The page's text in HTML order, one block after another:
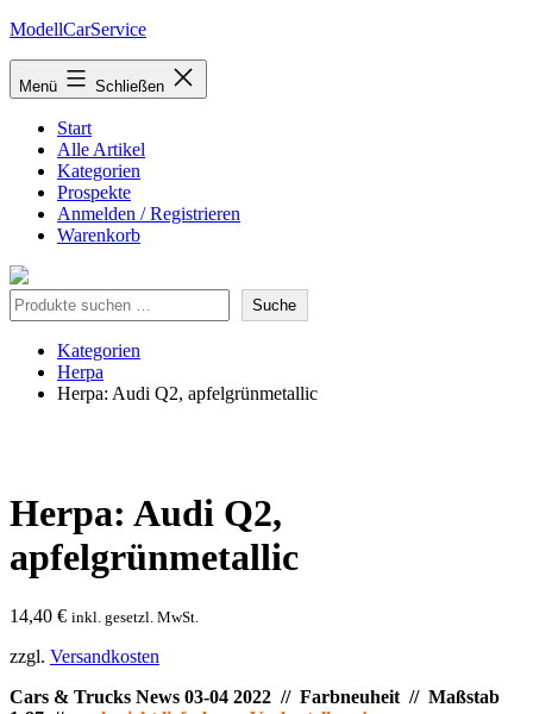
Zum
springen
ModellCarService
Menü Schließen
Start
Alle Artikel
Kategorien
Prospekte
Anmelden / Registrieren
Warenkorb
Suche Suche
Kategorien
Herpa
Herpa: Audi Q2, apfelgrünmetallic
Herpa: Audi Q2,
apfelgrünmetallic
14,40 € inkl. gesetzl. MwSt.
zzgl. Versandkosten
Cars & Trucks News 03-04 2022 // Farbneuheit // Maßstab